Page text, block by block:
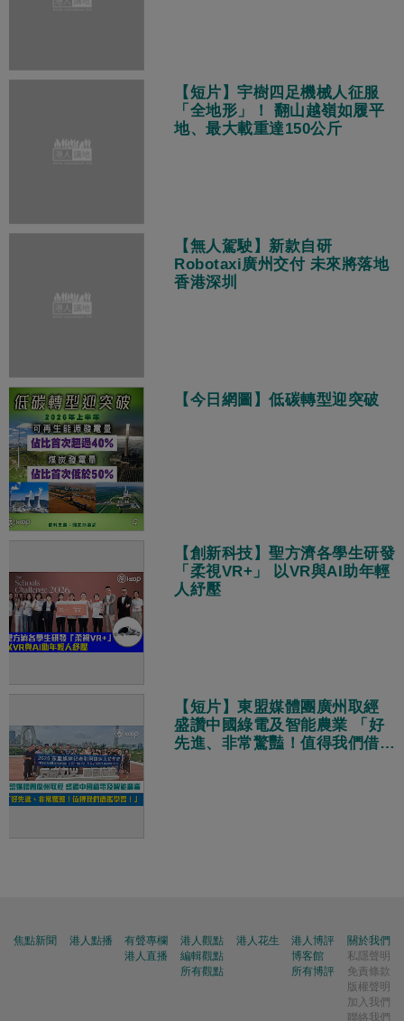
【短片】宇樹四足機械人征服
「全地形」！ 翻山越嶺如履平
地、最大載重達150公斤
【無人駕駛】新款自研
Robotaxi廣州交付 未來將落地
香港深圳
【今日網圖】低碳轉型迎突破
【創新科技】聖方濟各學生研發
「柔視VR+」 以VR與AI助年輕
人紓壓
【短片】東盟媒體團廣州取經
盛讚中國綠電及智能農業 「好
先進、非常驚豔！值得我們借鑑
焦點新聞 港人點播
有聲專欄
港人直播
港人觀點
編輯觀點
所有觀點
港人花生
港人博評
博客館
所有博評
關於我們
私隱聲明
免責條款
版權聲明
加入我們
聯絡我們